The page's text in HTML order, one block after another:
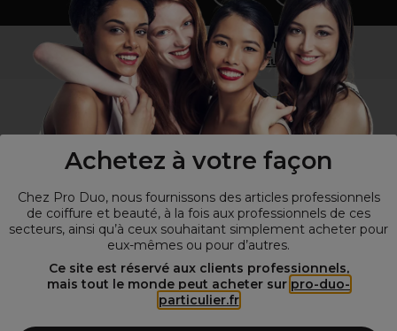
Achetez à votre façon
Chez Pro Duo, nous fournissons des articles professionnels
de coiffure et beauté, à la fois aux professionnels de ces
secteurs, ainsi qu’à ceux souhaitant simplement acheter pour
eux-mêmes ou pour d’autres.
Ce site est réservé aux clients professionnels,
mais tout le monde peut acheter sur pro-duo-
particulier.fr
Vous n’êtes pas un professionnel ?
Visitez notre site pour les particuliers!
Spécialiste de la coiffure et de la beauté, nous vous proposons une
large sélection de produits professionnels pour la coiffure et